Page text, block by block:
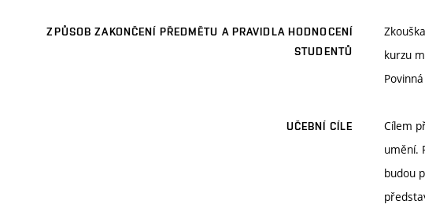
ZPŮSOB ZAKONČENÍ PŘEDMĚTU A PRAVIDLA HODNOCENÍ
STUDENTŮ
kurzu
UČEBNÍ CÍLE
Cílem
umění.
budou